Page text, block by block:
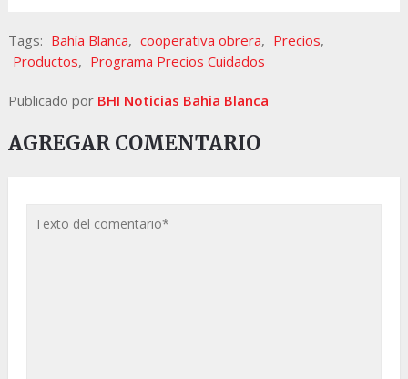
Tags: Bahía Blanca, cooperativa obrera, Precios,
Productos, Programa Precios Cuidados
Publicado por BHI Noticias Bahia Blanca
AGREGAR COMENTARIO